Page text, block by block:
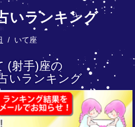
いランキング
いて座
(射手)座の
いランキング